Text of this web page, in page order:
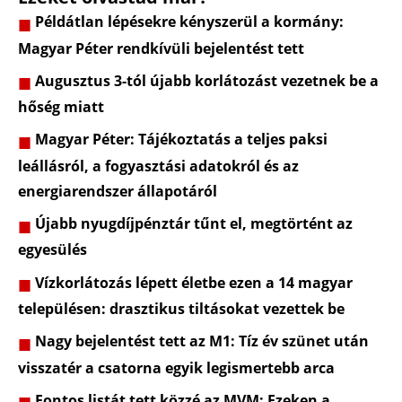
Példátlan lépésekre kényszerül a kormány:
Magyar Péter rendkívüli bejelentést tett
Augusztus 3-tól újabb korlátozást vezetnek be a
hőség miatt
Magyar Péter: Tájékoztatás a teljes paksi
leállásról, a fogyasztási adatokról és az
energiarendszer állapotáról
Újabb nyugdíjpénztár tűnt el, megtörtént az
egyesülés
Vízkorlátozás lépett életbe ezen a 14 magyar
településen: drasztikus tiltásokat vezettek be
Nagy bejelentést tett az M1: Tíz év szünet után
visszatér a csatorna egyik legismertebb arca